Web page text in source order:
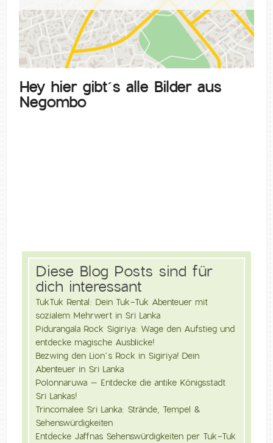
Hey hier gibt´s alle Bilder aus
Negombo
Diese Blog Posts sind für
dich interessant
TukTuk Rental: Dein Tuk-Tuk Abenteuer mit
sozialem Mehrwert in Sri Lanka
Pidurangala Rock Sigiriya: Wage den Aufstieg und
entdecke magische Ausblicke!
Bezwing den Lion´s Rock in Sigiriya! Dein
Abenteuer in Sri Lanka
Polonnaruwa – Entdecke die antike Königsstadt
Sri Lankas!
Trincomalee Sri Lanka: Strände, Tempel &
Sehenswürdigkeiten
Entdecke Jaffnas Sehenswürdigkeiten per Tuk-Tuk